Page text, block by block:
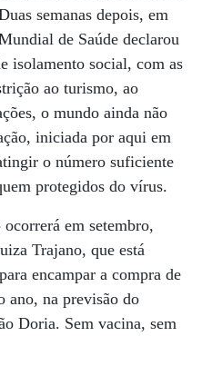
semanas depois, em
de Saúde declarou
isolamento social, com as
ao turismo, ao
o mundo ainda não
iniciada por aqui em
o número suficiente
protegidos do vírus.
em setembro,
Trajano, que está
encampar a compra de
ano, na previsão do
Doria. Sem vacina, sem